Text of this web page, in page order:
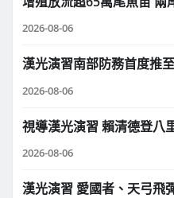
2026-08-06
漢光演習南部防務首度推
2026-08-06
視導漢光演習 賴清德登八
2026-08-06
漢光演習 愛國者、天弓飛